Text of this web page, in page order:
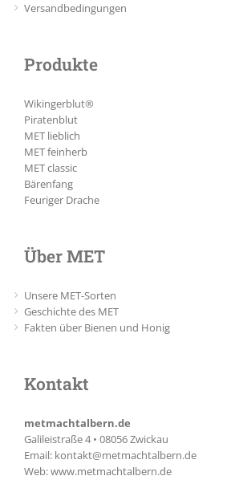
Versandbedingungen
Produkte
Wikingerblut®
Piratenblut
MET lieblich
MET feinherb
MET classic
Bärenfang
Feuriger Drache
Über MET
Unsere MET-Sorten
Geschichte des MET
Fakten über Bienen und Honig
Kontakt
metmachtalbern.de
Galileistraße 4 • 08056 Zwickau
Email: kontakt@metmachtalbern.de
Web:www.metmachtalbern.de